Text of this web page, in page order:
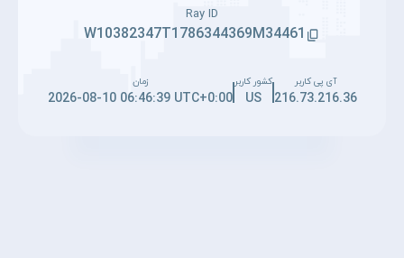
Ray ID
W10382347T1786344369M34461
آی پی کاربر
216.73.216.36
کشور کاربر
US
زمان
2026-08-10 06:46:39 UTC+0:00